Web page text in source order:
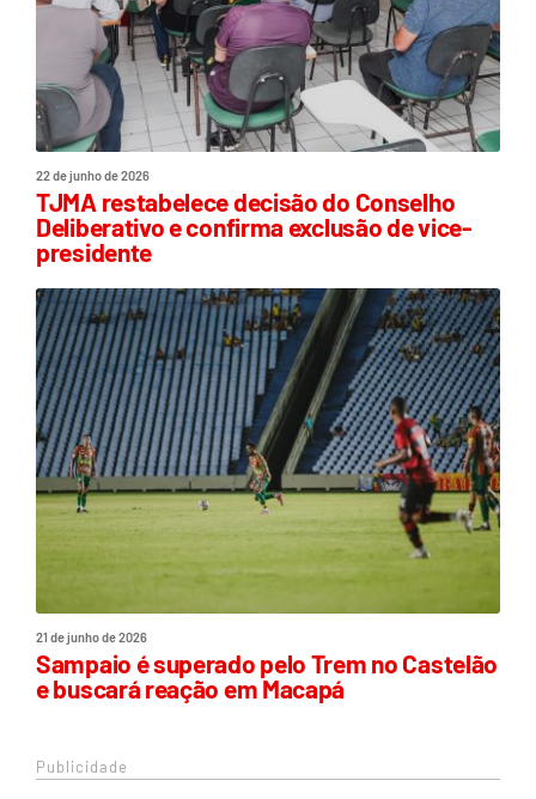
22 de junho de 2026
TJMA restabelece decisão do Conselho
Deliberativo e confirma exclusão de vice-
presidente
21 de junho de 2026
Sampaio é superado pelo Trem no Castelão
e buscará reação em Macapá
Publicidade